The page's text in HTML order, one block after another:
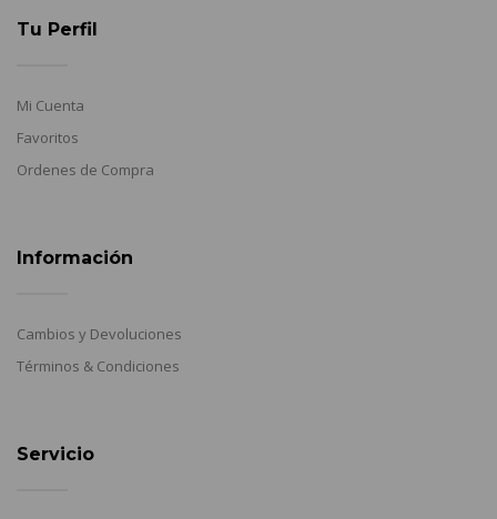
Tu Perfil
Mi Cuenta
Favoritos
Ordenes de Compra
Información
Cambios y Devoluciones
Términos & Condiciones
Servicio